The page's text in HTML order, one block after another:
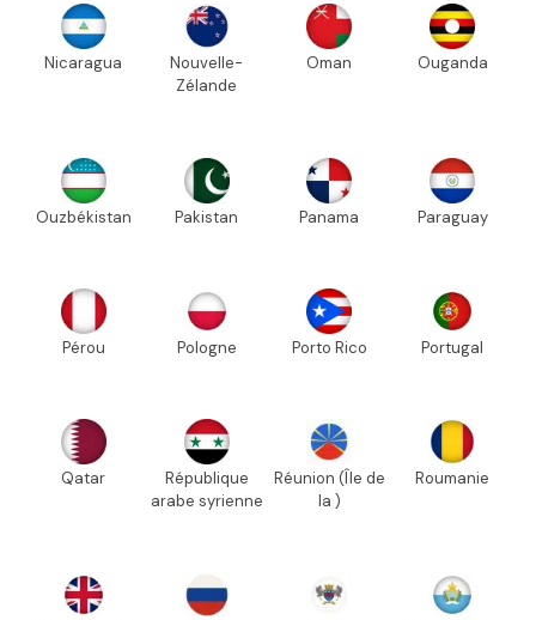
Nicaragua
Nouvelle-
Zélande
Oman Ouganda
Ouzbékistan Pakistan Panama Paraguay
Pérou Pologne Porto Rico Portugal
Qatar
République
arabe syrienne
Réunion (Île de
la )
Roumanie